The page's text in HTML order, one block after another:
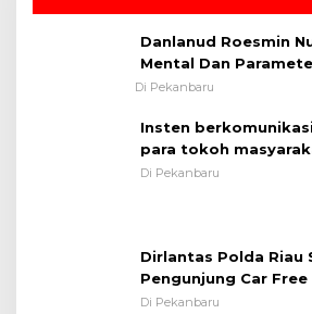
Danlanud Roesmin
Mental Dan
Melaksanakan ✈
Di Pekanbaru
Insten
para tokoh
System OMP LK ²024
Di Pekanbaru
Dirlantas Polda Riau
Pengunjung Car
Pesan Edukasi
Di Pekanbaru